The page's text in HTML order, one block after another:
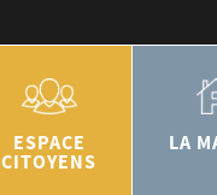
ESPACE
CITOYENS
LA